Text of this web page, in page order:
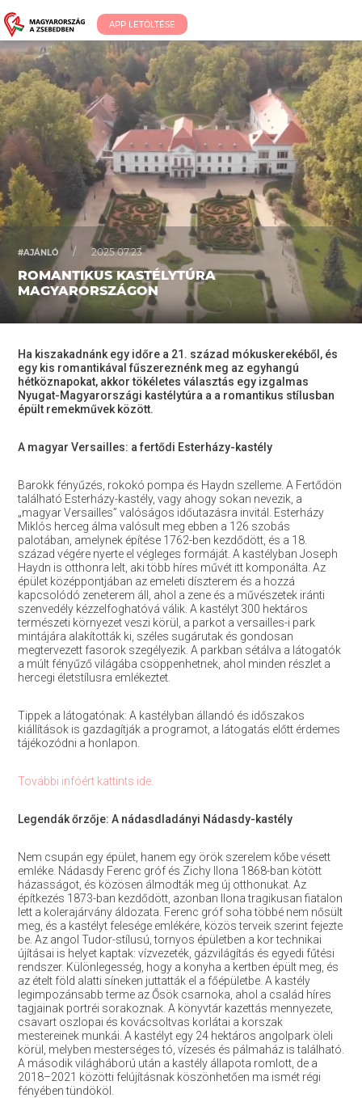
APP LETÖLTÉSE
#AJÁNLÓ / 2025.07.23.
ROMANTIKUS KASTÉLYTÚRA
MAGYARORSZÁGON
Ha kiszakadnánk egy időre a 21. század mókuskerekéből, és
egy kis romantikával fűszereznénk meg az egyhangú
hétköznapokat, akkor tökéletes választás egy izgalmas
Nyugat-Magyarországi kastélytúra a a romantikus stílusban
épült remekművek között.
A magyar Versailles: a fertődi Esterházy-kastély
Barokk fényűzés, rokokó pompa és Haydn szelleme. A Fertődön
található Esterházy-kastély, vagy ahogy sokan nevezik, a
„magyar Versailles” valóságos időutazásra invitál. Esterházy
Miklós herceg álma valósult meg ebben a 126 szobás
palotában, amelynek építése 1762-ben kezdődött, és a 18.
század végére nyerte el végleges formáját. A kastélyban Joseph
Haydn is otthonra lelt, aki több híres művét itt komponálta. Az
épület középpontjában az emeleti díszterem és a hozzá
kapcsolódó zeneterem áll, ahol a zene és a művészetek iránti
szenvedély kézzelfoghatóvá válik. A kastélyt 300 hektáros
természeti környezet veszi körül, a parkot a versailles-i park
mintájára alakították ki, széles sugárutak és gondosan
megtervezett fasorok szegélyezik. A parkban sétálva a látogatók
a múlt fényűző világába csöppenhetnek, ahol minden részlet a
hercegi életstílusra emlékeztet.
Tippek a látogatónak: A kastélyban állandó és időszakos
kiállítások is gazdagítják a programot, a látogatás előtt érdemes
tájékozódni a honlapon.
További infóért kattints ide.
Legendák őrzője: A nádasdladányi Nádasdy-kastély
Nem csupán egy épület, hanem egy örök szerelem kőbe vésett
emléke. Nádasdy Ferenc gróf és Zichy Ilona 1868-ban kötött
házasságot, és közösen álmodták meg új otthonukat. Az
építkezés 1873-ban kezdődött, azonban Ilona tragikusan fiatalon
lett a kolerajárvány áldozata. Ferenc gróf soha többé nem nősült
meg, és a kastélyt felesége emlékére, közös terveik szerint fejezte
be. Az angol Tudor-stílusú, tornyos épületben a kor technikai
újításai is helyet kaptak: vízvezeték, gázvilágítás és egyedi fűtési
rendszer. Különlegesség, hogy a konyha a kertben épült meg, és
az ételt föld alatti síneken juttatták el a főépületbe. A kastély
legimpozánsabb terme az Ősök csarnoka, ahol a család híres
tagjainak portréi sorakoznak. A könyvtár kazettás mennyezete,
csavart oszlopai és kovácsoltvas korlátai a korszak
mestereinek munkái. A kastélyt egy 24 hektáros angolpark öleli
körül, melyben mesterséges tó, vízesés és pálmaház is található.
A második világháború után a kastély állapota romlott, de a
2018–2021 közötti felújításnak köszönhetően ma ismét régi
fényében tündököl.